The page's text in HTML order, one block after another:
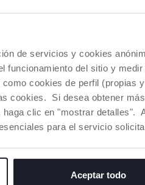
de servicios y cookies
funcionamiento del sitio y medir
cookies de perfil (propias
cookies. Si desea obtener más
clic en "mostrar detalles".
para el servicio
Aceptar todo